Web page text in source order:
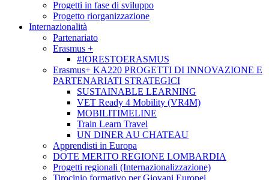
Progetti in fase di sviluppo
Progetto riorganizzazione
Internazionalità
Partenariato
Erasmus +
#IORESTOERASMUS
Erasmus+ KA220 PROGETTI DI INNOVAZIONE E
PARTENARIATI STRATEGICI
SUSTAINABLE LEARNING
VET Ready 4 Mobility (VR4M)
MOBILITIMELINE
Train Learn Travel
UN DINER AU CHATEAU
Apprendisti in Europa
DOTE MERITO REGIONE LOMBARDIA
Progetti regionali (Internazionalizzazione)
Tirocinio formativo per Giovani Europei